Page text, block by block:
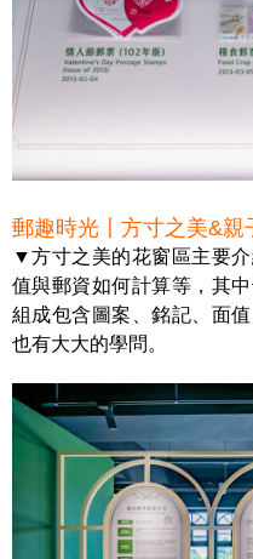
郵趣時光〡方寸之美&親
▼方寸之美的花窗區主要
值與郵資如何計算等，其
組成包含圖案、銘記、面
也有大大的學問。